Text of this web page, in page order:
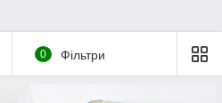
0 Фільтри